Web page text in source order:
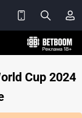
Cup 2024